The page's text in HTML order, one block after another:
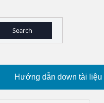
Hướng dẫn down tài liệu